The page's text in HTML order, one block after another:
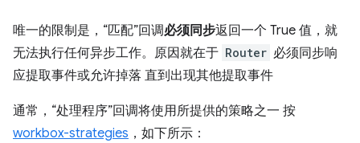
唯一的限制是，“匹配”回调必须同步返回一个 True 值，就
无法执行任何异步工作。原因就在于 Router 必须同步响
应提取事件或允许掉落 直到出现其他提取事件
通常，“处理程序”回调将使用所提供的策略之一 按
workbox-strategies ，如下所示：